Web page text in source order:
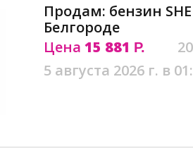
Продам: бензин
Белгороде
Цена 15 881 Р.
5 августа 2026 г. в